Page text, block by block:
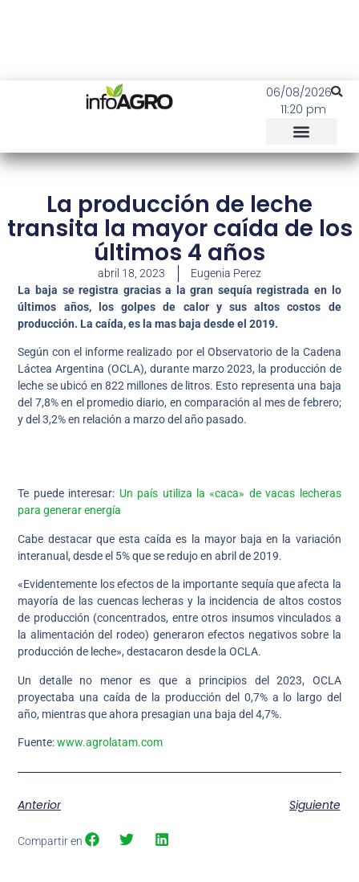
06/08/2026
11:20 pm
La producción de leche
transita la mayor caída de los
últimos 4 años
abril 18, 2023
Eugenia Perez
La baja se registra gracias a la gran sequía registrada en lo
últimos años, los golpes de calor y sus altos costos de
producción. La caída, es la mas baja desde el 2019.
Según con el informe realizado por el Observatorio de la Cadena
Láctea Argentina (OCLA), durante marzo 2023, la producción de
leche se ubicó en 822 millones de litros. Esto representa una baja
del 7,8% en el promedio diario, en comparación al mes de febrero;
y del 3,2% en relación a marzo del año pasado.
Te puede interesar: Un país utiliza la «caca» de vacas lecheras
para generar energía
Cabe destacar que esta caída es la mayor baja en la variación
interanual, desde el 5% que se redujo en abril de 2019.
«Evidentemente los efectos de la importante sequía que afecta la
mayoría de las cuencas lecheras y la incidencia de altos costos
de producción (concentrados, entre otros insumos vinculados a
la alimentación del rodeo) generaron efectos negativos sobre la
producción de leche», destacaron desde la OCLA.
Un detalle no menor es que a principios del 2023, OCLA
proyectaba una caída de la producción del 0,7% a lo largo del
año, mientras que ahora presagian una baja del 4,7%.
Fuente:www.agrolatam.com
Anterior Siguiente
Compartir en